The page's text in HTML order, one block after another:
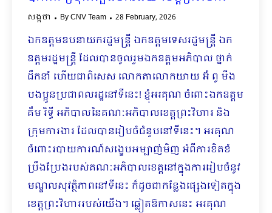
សង្កថា ByCNV Team 28 February, 2026
ឯកឧត្តមឧបនាយករដ្ឋមន្រ្តី ឯកឧត្តមទេសរដ្ឋមន្រ្តី ឯក
ឧត្តមរដ្ឋមន្រ្តី ដែលបានចូលរួមឯកឧត្តមអភិបាល ថ្នាក់
ដឹកនាំ ហើយជាពិសេស លោកតាលោកយាយ អ៊ំ ពូ មីង
បងប្អូនប្រជាពលរដ្ឋនៅទីនេះ! ខ្ញុំអរគុណ ចំពោះឯកឧត្តម
គឹម រិទ្ធី អភិបាលនៃគណៈអភិបាលខេត្តព្រះវិហារ និង
ក្រុមការងារ ដែលបានរៀបចំជំនួបនៅទីនេះ។ អរគុណ
ចំពោះរបាយការណ៍សង្ខេបអម្បាញ់មិញ អំពីការខិតខំ
ប្រឹងប្រែងរបស់គណៈអភិបាលខេត្តនៅក្នុងការរៀបចំនូវ
មណ្ឌលសុវត្ថិភាពនៅទីនេះ ក៏ដូចជាកន្លែងផ្សេងទៀតក្នុង
ខេត្តព្រះវិហាររបស់យើង។ ឆ្លៀតឱកាសនេះ អរគុណ